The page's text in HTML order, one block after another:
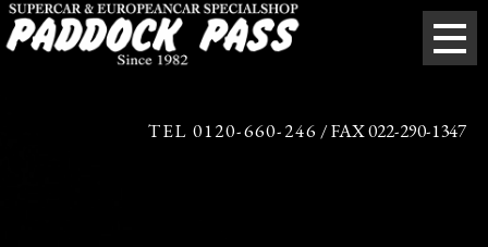
TEL 0120-660-246 / FAX 022-290-1347